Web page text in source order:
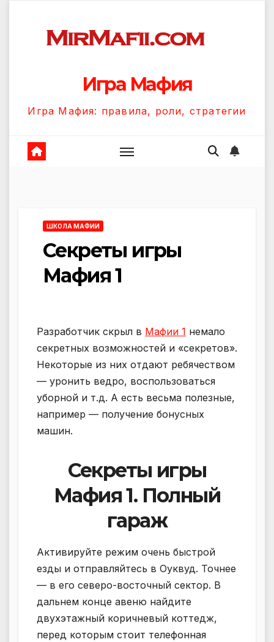
содержанию
Игра Мафия
Игра Мафия: правила, роли, стратегии
ШКОЛА МАФИИ
Секреты игры
Мафия 1
Разработчик скрыл в Мафии 1 немало
секретных возможностей и «секретов».
Некоторые из них отдают ребячеством
— уронить ведро, воспользоваться
уборной и т.д. А есть весьма полезные,
например — получение бонусных
машин.
Секреты игры
Мафия 1. Полный
гараж
Активируйте режим очень быстрой
езды и отправляйтесь в Оуквуд. Точнее
— в его северо-восточный сектор. В
дальнем конце авеню найдите
двухэтажный коричневый коттедж,
перед которым стоит телефонная